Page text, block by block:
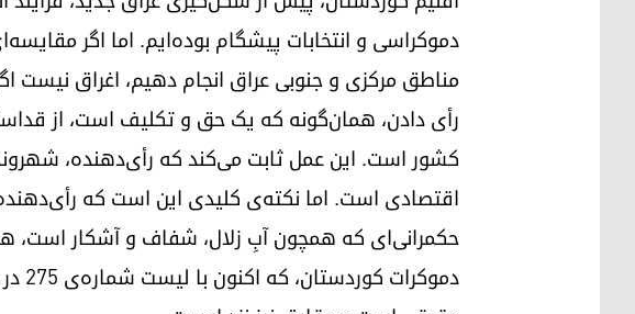
دموکراسی و انتخابات پیشگام بوده‌ایم. اما اگر
مناطق مرکزی و جنوبی عراق انجام دهیم، اغراق نیست اگر بگوییم بیش از ۵۰
رأی دادن، همان‌گونه که یک حق و تکلیف است، از قداستی
کشور است. این عمل ثابت می‌کند که رأی‌دهنده،
اقتصادی است. اما نکته‌ی کلیدی این است که
حکمرانی‌ای که همچون آبِ زلال، شفاف و آشکار